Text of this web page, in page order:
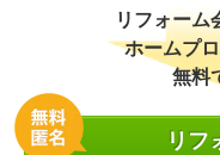
リフォーム
ホームプ
無料
リフ